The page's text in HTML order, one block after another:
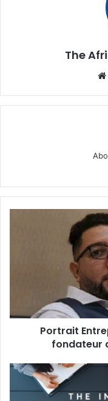
The
startup
GroDestoPortrait
fondateur
L'importance
bien-